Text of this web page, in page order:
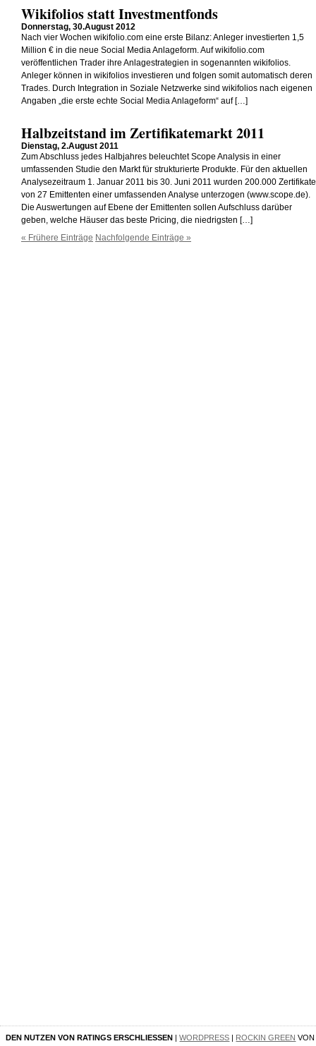
Wikifolios statt Investmentfonds
Donnerstag, 30.August 2012
Nach vier Wochen wikifolio.com eine erste Bilanz: Anleger investierten 1,5
Million € in die neue Social Media Anlageform. Auf wikifolio.com
veröffentlichen Trader ihre Anlagestrategien in sogenannten wikifolios.
Anleger können in wikifolios investieren und folgen somit automatisch deren
Trades. Durch Integration in Soziale Netzwerke sind wikifolios nach eigenen
Angaben „die erste echte Social Media Anlageform“ auf […]
Halbzeitstand im Zertifikatemarkt 2011
Dienstag, 2.August 2011
Zum Abschluss jedes Halbjahres beleuchtet Scope Analysis in einer
umfassenden Studie den Markt für strukturierte Produkte. Für den aktuellen
Analysezeitraum 1. Januar 2011 bis 30. Juni 2011 wurden 200.000 Zertifikate
von 27 Emittenten einer umfassenden Analyse unterzogen (www.scope.de).
Die Auswertungen auf Ebene der Emittenten sollen Aufschluss darüber
geben, welche Häuser das beste Pricing, die niedrigsten […]
« Frühere Einträge Nachfolgende Einträge »
DEN NUTZEN VON RATINGS ERSCHLIESSEN |WORDPRESS | ROCKIN GREEN